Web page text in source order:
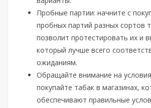
Пробные партии: начните с
пробных партий разных сортов
позволит протестировать их и
который лучше всего
ожиданиям.
Обращайте внимание на
покупайте табак в магазинах,
обеспечивают правильные